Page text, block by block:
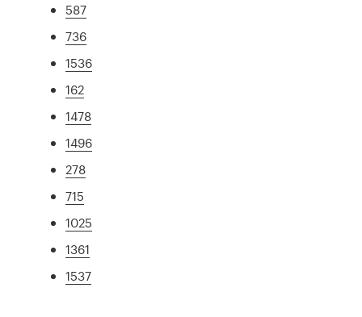
587
736
1536
162
1478
1496
278
715
1025
1361
1537